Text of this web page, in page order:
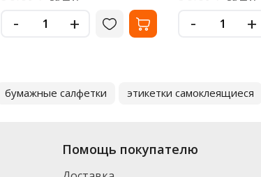
- + - +
бумажные салфетки этикетки самоклеящиеся
Помощь покупателю